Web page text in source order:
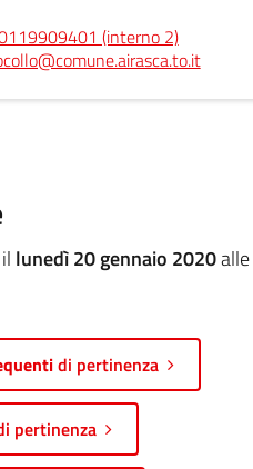
(interno 2)
lunedì 20 gennaio 2020alle
di pertinenza
pertinenza